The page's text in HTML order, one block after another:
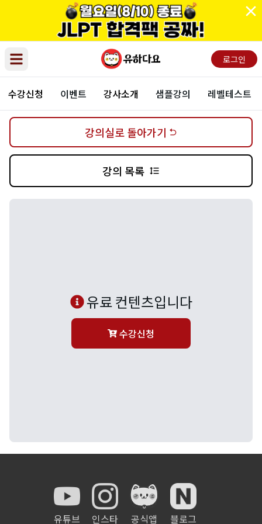
Open main menu 로그인
수강신청 이벤트 강사소개 샘플강의 레벨테스트
강의실로 돌아가기
강의 목록
유료 컨텐츠입니다
수강신청
유튜브 인스타 공식앱 블로그